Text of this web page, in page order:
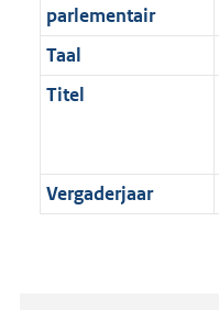
parlementair
Taal
Titel
Vergaderjaar